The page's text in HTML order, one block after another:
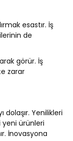
esastır. İş
de
görür. İş
zarar
dolaşır. Yenilikleri
yeni ürünleri
İnovasyona